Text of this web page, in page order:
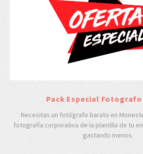
Pack Especial
Necesitas un fotógrafo barato en
fotografía corporativa de la plantilla de tu
gastando menos.